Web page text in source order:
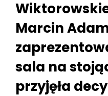
Marcin
sala na
przyjęła